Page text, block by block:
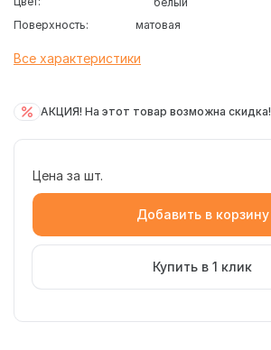
Поверхность:
матовая
Все характеристики
АКЦИЯ! На этот товар возможна скидка!
Цена за шт.
Добавить в корзину
Купить в 1 клик